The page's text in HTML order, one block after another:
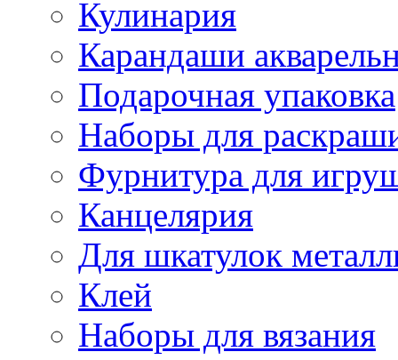
Кулинария
Карандаши
Подарочная упаковка
Наборы для
Фурнитура для
Канцелярия
Для шкатулок
Клей
Наборы для вязания